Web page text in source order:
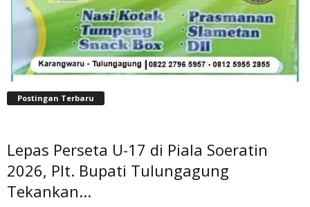
Postingan Terbaru
Lepas Perseta U-17 di Piala Soeratin
2026, Plt. Bupati Tulungagung
Tekankan...